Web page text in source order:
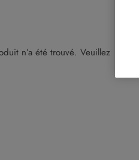
n’a été trouvé. Veuillez